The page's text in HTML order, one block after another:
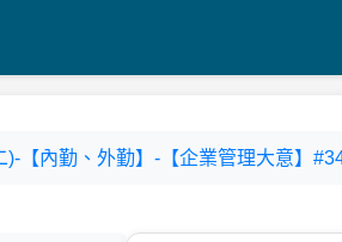
【內勤、外勤】-【企業管理大意】